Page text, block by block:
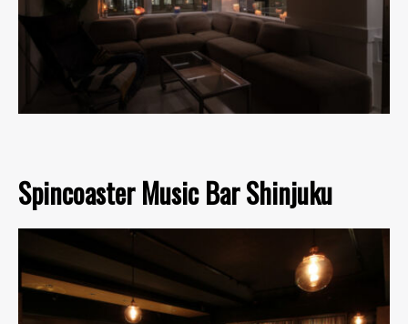
Spincoaster Music Bar Shinjuku